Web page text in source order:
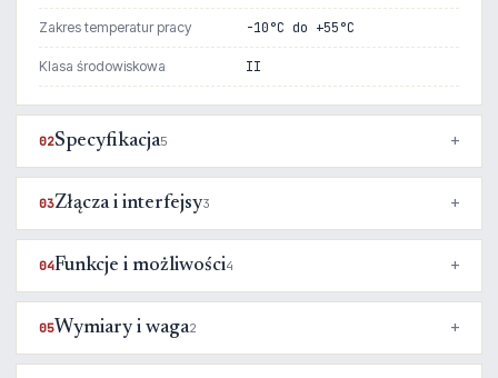
Zakres temperatur pracy -10°C do +55°C
Klasa środowiskowa II
02Specyfikacja5
03Złącza i interfejsy3
04Funkcje i możliwości4
05Wymiary i waga2